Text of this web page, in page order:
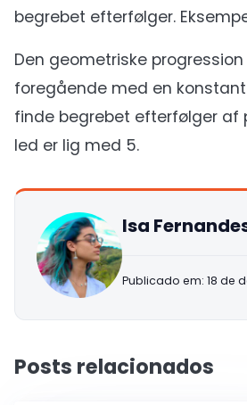
begrebet efterfølger.
Den geometriske
foregående med en
finde begrebet efterfølger af
led er lig med 5.
Isa
Publicado em: 18 de
Posts relacionados